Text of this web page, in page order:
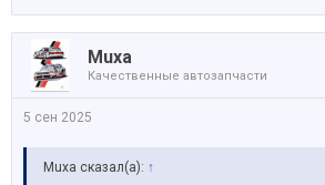
Muxa
Качественные автозапчасти
5 сен 2025
Muxa сказал(а): ↑